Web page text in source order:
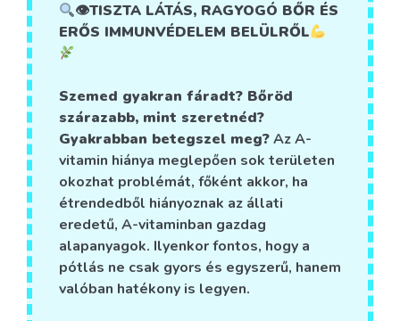
👁TISZTA LÁTÁS, RAGYOGÓ BŐR ÉS
ERŐS IMMUNVÉDELEM BELÜLRŐL
Szemed gyakran fáradt? Bőröd
szárazabb, mint szeretnéd?
Gyakrabban betegszel meg?Az A-
vitamin hiánya meglepően sok területen
okozhat problémát, főként akkor, ha
étrendedből hiányoznak az állati
eredetű, A-vitaminban gazdag
alapanyagok. Ilyenkor fontos, hogy a
pótlás ne csak gyors és egyszerű, hanem
valóban hatékony is legyen.